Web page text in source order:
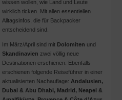
wissen wollen, wie Land und Leute
wirklich ticken. Mit allen essentiellen
Alltagsinfos, die für Backpacker
entscheidend sind.
Im März/April sind mit Dolomiten und
Skandinavien zwei völlig neue
Destinationen erschienen. Ebenfalls
erschienen folgende Reiseführer in einer
aktualisierten Nachauflage: Andalusien,
Dubai & Abu Dhabi, Madrid, Neapel &